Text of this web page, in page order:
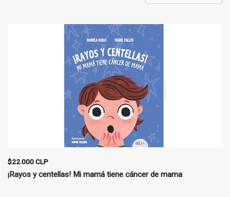
$22.000 CLP
¡Rayos y centellas! Mi mamá tiene cáncer de mama